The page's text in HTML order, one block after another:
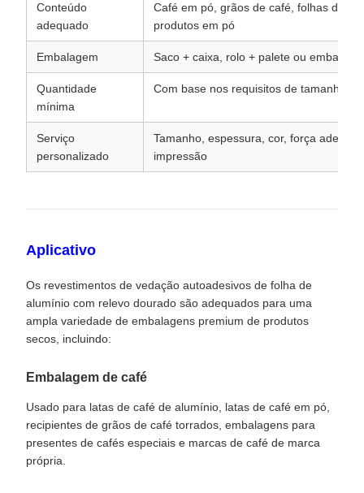
Conteúdo
adequado
Café em pó, grãos de café, folhas de
produtos em pó
Embalagem Saco + caixa, rolo + palete ou
Quantidade
mínima
Com base nos requisitos de tamanho,
Serviço
personalizado
Tamanho, espessura, cor, força
impressão
Aplicativo
Os revestimentos de vedação autoadesivos de folha de
alumínio com relevo dourado são adequados para uma
ampla variedade de embalagens premium de produtos
secos, incluindo:
Embalagem de café
Usado para latas de café de alumínio, latas de café em pó,
recipientes de grãos de café torrados, embalagens para
presentes de cafés especiais e marcas de café de marca
própria.